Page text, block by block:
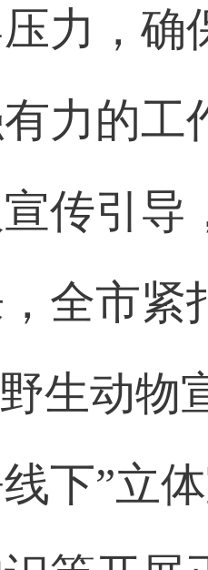
力，确
力的工
传引导
全市紧
生动物
下”立